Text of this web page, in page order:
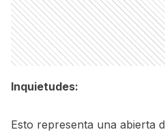
Inquietudes:
Esto representa una abierta